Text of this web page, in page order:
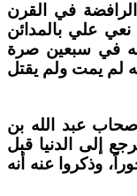
في القرن
علي بالمدائن
في سبعين صرة
لم يمت ولم يقتل
عبد الله بن
إلى الدنيا قبل
وذكروا عنه أنه